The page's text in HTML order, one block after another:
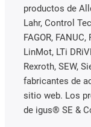
productos de
Lahr, Control
FAGOR,
LinMot, LTi
Rexroth, SEW,
fabricantes de
sitio web. Los
de igus® SE &